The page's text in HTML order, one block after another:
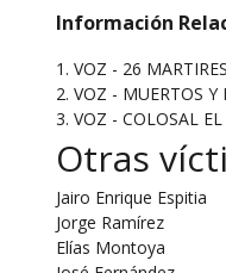
Información
1. VOZ - 26
2. VOZ - MUERTOS Y
3. VOZ - COLOSAL EL
Otras
Jairo Enrique Espitia
Jorge Ramírez
Elías Montoya